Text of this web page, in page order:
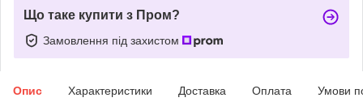
Що таке купити з Пром?
Замовлення під захистом
Опис Характеристики Доставка Оплата Умови